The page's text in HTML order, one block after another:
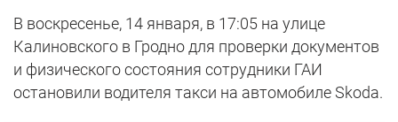
В воскресенье, 14 января, в 17:05 на улице
Калиновского в Гродно для проверки документов
и физического состояния сотрудники ГАИ
остановили водителя такси на автомобиле Skoda.